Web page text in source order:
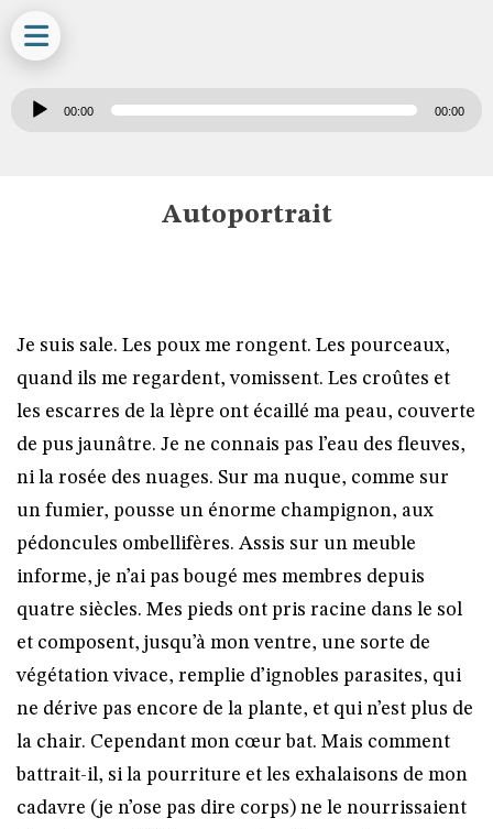
Lecteur00:00 00:00
Autoportrait
Je suis sale. Les poux me rongent. Les pourceaux,
quand ils me regardent, vomissent. Les croûtes et
les escarres de la lèpre ont écaillé ma peau, couverte
de pus jaunâtre. Je ne connais pas l’eau des fleuves,
ni la rosée des nuages. Sur ma nuque, comme sur
un fumier, pousse un énorme champignon, aux
pédoncules ombellifères. Assis sur un meuble
informe, je n’ai pas bougé mes membres depuis
quatre siècles. Mes pieds ont pris racine dans le sol
et composent, jusqu’à mon ventre, une sorte de
végétation vivace, remplie d’ignobles parasites, qui
ne dérive pas encore de la plante, et qui n’est plus de
la chair. Cependant mon cœur bat. Mais comment
battrait-il, si la pourriture et les exhalaisons de mon
cadavre (je n’ose pas dire corps) ne le nourrissaient